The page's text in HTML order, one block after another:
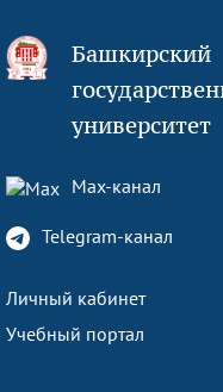
Башкирский
университет
Max-канал
Telegram-канал
Личный кабинет
Учебный портал